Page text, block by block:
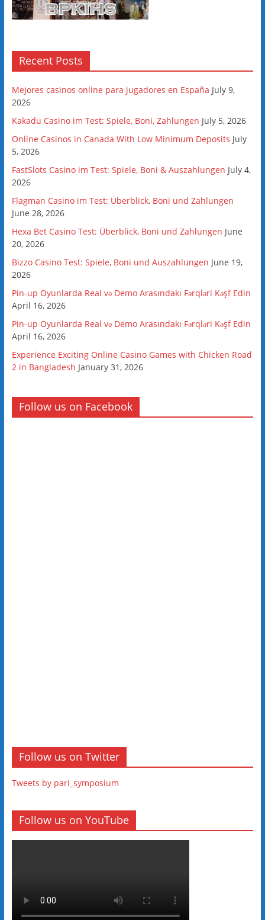
Recent Posts
Mejores casinos online para jugadores en España July 9,
2026
Kakadu Casino im Test: Spiele, Boni, Zahlungen July 5, 2026
Online Casinos in Canada With Low Minimum Deposits July
5, 2026
FastSlots Casino im Test: Spiele, Boni & Auszahlungen July 4,
2026
Flagman Casino im Test: Überblick, Boni und Zahlungen
June 28, 2026
Hexa Bet Casino Test: Überblick, Boni und Zahlungen June
20, 2026
Bizzo Casino Test: Spiele, Boni und Auszahlungen June 19,
2026
Pin-up Oyunlarda Real və Demo Arasındakı Fərqləri Kəşf Edin
April 16, 2026
Pin-up Oyunlarda Real və Demo Arasındakı Fərqləri Kəşf Edin
April 16, 2026
Experience Exciting Online Casino Games with Chicken Road
2 in Bangladesh January 31, 2026
Follow us on Facebook
Follow us on Twitter
Tweets by pari_symposium
Follow us on YouTube